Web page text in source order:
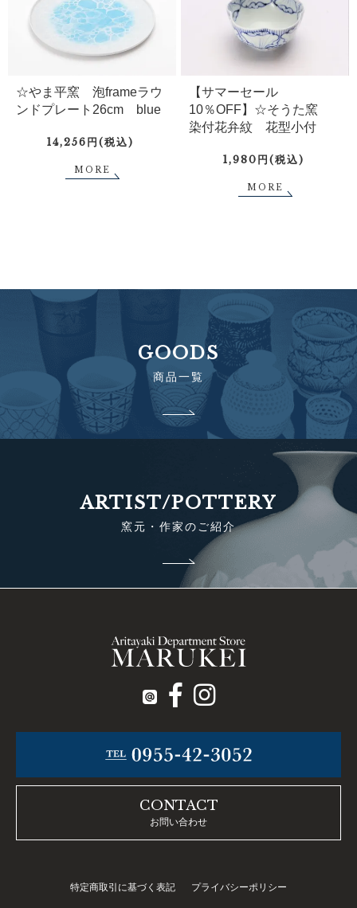
☆やま平窯 泡frameラウ
ンドプレート26cm blue
14,256円(税込)
MORE
【サマーセール
10％OFF】☆そうた窯
染付花弁紋 花型小付
1,980円(税込)
MORE
GOODS
商品一覧
ARTIST/POTTERY
窯元・作家のご紹介
CONTACT
お問い合わせ
特定商取引に基づく表記 プライバシーポリシー